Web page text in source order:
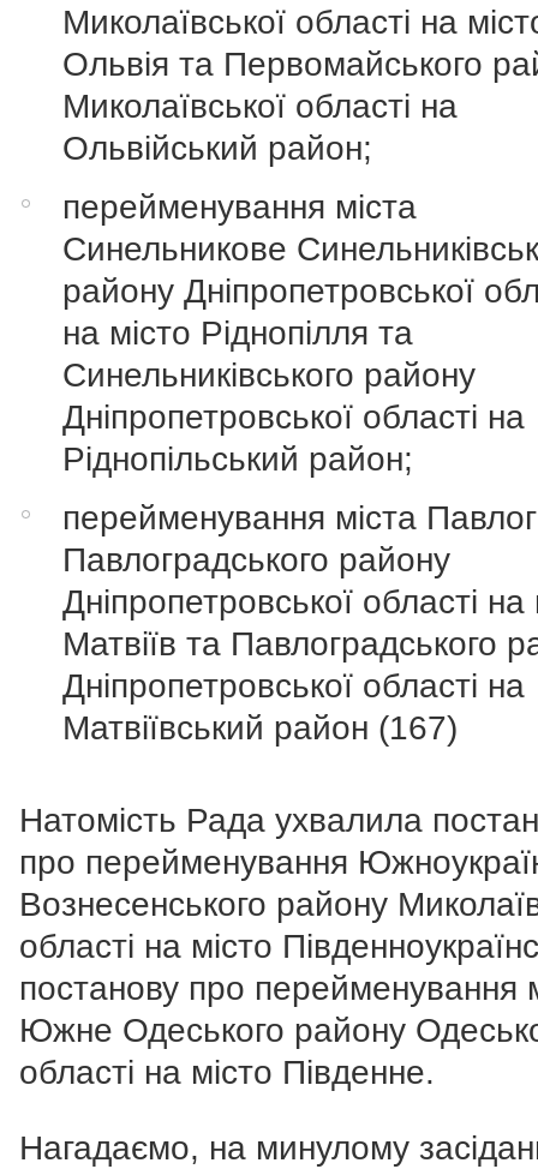
Миколаївської області на
Ольвія та Первомайського
Миколаївської області на
Ольвійський район;
перейменування міста
Синельникове
району Дніпропетровської
на місто Ріднопілля та
Синельниківського району
Дніпропетровської області на
Ріднопільський район;
перейменування міста
Павлоградського району
Дніпропетровської області на
Матвіїв та Павлоградського
Дніпропетровської області на
Матвіївський район (167)
Натомість Рада ухвалила
про перейменування
Вознесенського району
області на місто
постанову про перейменування
Южне Одеського району
області на місто Південне.
Нагадаємо, на минулому